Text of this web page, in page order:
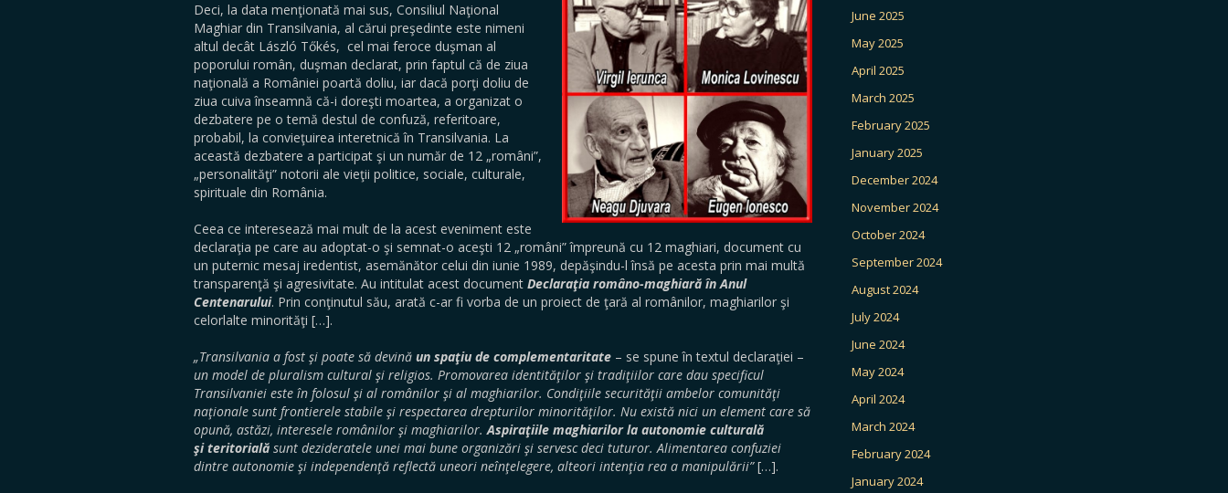
Deci, la data menţionată mai sus, Consiliul Naţional
Maghiar din Transilvania, al cărui preşedinte este nimeni
altul decât László Tőkés, cel mai feroce duşman al
poporului român, duşman declarat, prin faptul că de ziua
naţională a României poartă doliu, iar dacă porţi doliu de
ziua cuiva înseamnă că-i doreşti moartea, a organizat o
dezbatere pe o temă destul de confuză, referitoare,
probabil, la convieţuirea interetnică în Transilvania. La
această dezbatere a participat şi un număr de 12 „români”,
„personalităţi” notorii ale vieţii politice, sociale, culturale,
spirituale din România.
Ceea ce interesează mai mult de la acest eveniment este
declaraţia pe care au adoptat-o şi semnat-o aceşti 12 „români” împreună cu 12 maghiari, document cu
un puternic mesaj iredentist, asemănător celui din iunie 1989, depăşindu-l însă pe acesta prin mai multă
transparenţă şi agresivitate. Au intitulat acest document Declaraţia româno-maghiară în Anul
Centenarului. Prin conţinutul său, arată c-ar fi vorba de un proiect de ţară al românilor, maghiarilor şi
celorlalte minorităţi […].
„Transilvania a fost şi poate să devină un spaţiu de complementaritate – se spune în textul declaraţiei –
un model de pluralism cultural şi religios. Promovarea identităţilor şi tradiţiilor care dau specificul
Transilvaniei este în folosul şi al românilor şi al maghiarilor. Condiţiile securităţii ambelor comunităţi
naţionale sunt frontierele stabile şi respectarea drepturilor minorităţilor. Nu există nici un element care să
opună, astăzi, interesele românilor şi maghiarilor.Aspiraţiile maghiarilor la autonomie culturală
şi teritorială sunt dezideratele unei mai bune organizări şi servesc deci tuturor. Alimentarea confuziei
dintre autonomie şi independenţă reflectă uneori neînţelegere, alteori intenţia rea a manipulării”[…].
June 2025
May 2025
April 2025
March 2025
February 2025
January 2025
December 2024
November 2024
October 2024
September 2024
August 2024
July 2024
June 2024
May 2024
April 2024
March 2024
February 2024
January 2024